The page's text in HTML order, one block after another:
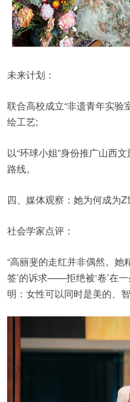
未来计划：
联合高校成立“非遗青年实验
绘工艺;
以“环球小姐”身份推广山西
路线。
四、媒体观察：她为何成为
社会学家点评：
“高丽斐的走红并非偶然。她
签’的诉求——拒绝被‘卷’在
明：女性可以同时是美的、